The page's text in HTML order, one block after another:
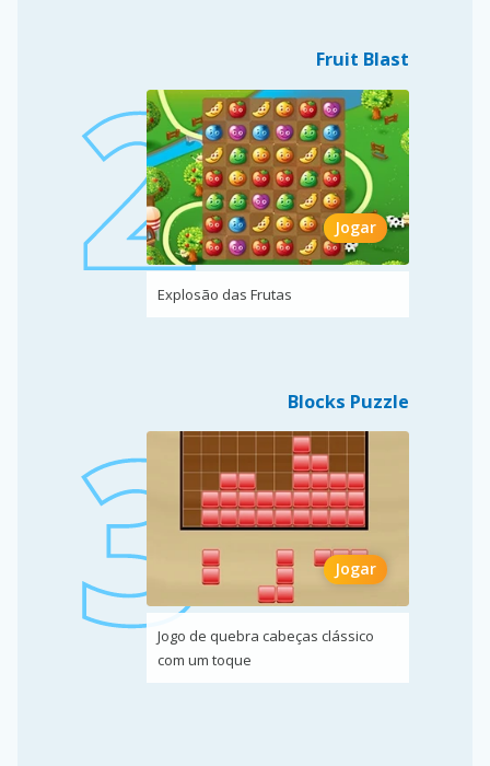
Fruit Blast
Jogar
Explosão das Frutas
Blocks Puzzle
Jogar
Jogo de quebra cabeças clássico
com um toque